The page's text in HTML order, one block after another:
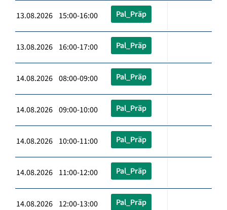
13.08.2026 15:00-16:00 Pal_Präp
13.08.2026 16:00-17:00 Pal_Präp
14.08.2026 08:00-09:00 Pal_Präp
14.08.2026 09:00-10:00 Pal_Präp
14.08.2026 10:00-11:00 Pal_Präp
14.08.2026 11:00-12:00 Pal_Präp
14.08.2026 12:00-13:00 Pal_Präp